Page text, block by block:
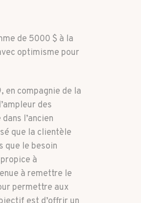
de 5000 $ à la
optimisme pour
en compagnie de la
des
l’ancien
que la clientèle
que le besoin
à
à remettre le
permettre aux